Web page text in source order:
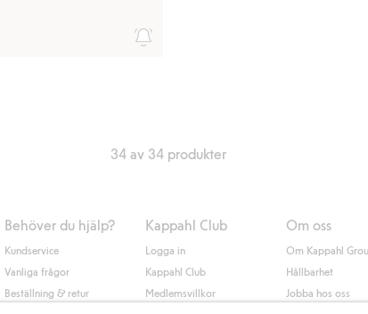
34 av 34 produkter
Behöver du hjälp?
Kundservice
Vanliga frågor
Beställning & retur
Kappahl Club
Logga in
Kappahl Club
Medlemsvillkor
Om oss
Om Kappahl
Hållbarhet
Jobba hos oss